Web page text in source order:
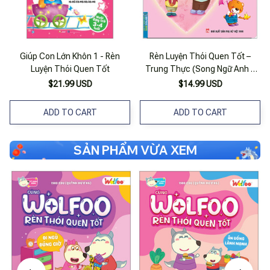
Giúp Con Lớn Khôn 1 - Rèn
Luyện Thói Quen Tốt
$21.99 USD
ADD TO CART
Rèn Luyện Thói Quen Tốt –
Trung Thực (Song Ngữ Anh –
Việt)
$14.99 USD
ADD TO CART
SẢN PHẨM VỪA XEM